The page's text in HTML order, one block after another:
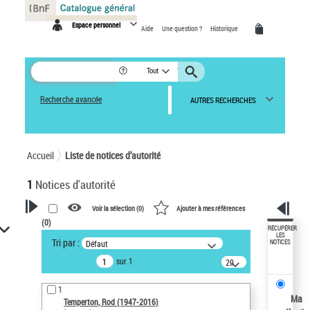
Espace personnel Aide Une question ? Historique
Tout
Recherche avancée AUTRES RECHERCHES
Accueil Liste de notices d’autorité
1 Notices d'autorité
VOTRE RECHERCHE
Recherche avancée dans les
notices d’autorité
Œuvres liées à l'auteur :
Temperton, Rod (1947-2016)
Voir la sélection (0) Ajouter à mes références
(0)
Tri par : Défaut
sur 1
20
résultats/page
1
Temperton, Rod (1947-2016)
RÉCUPÉRER
LES
NOTICES
Ma
Panneau de gestion des cookies